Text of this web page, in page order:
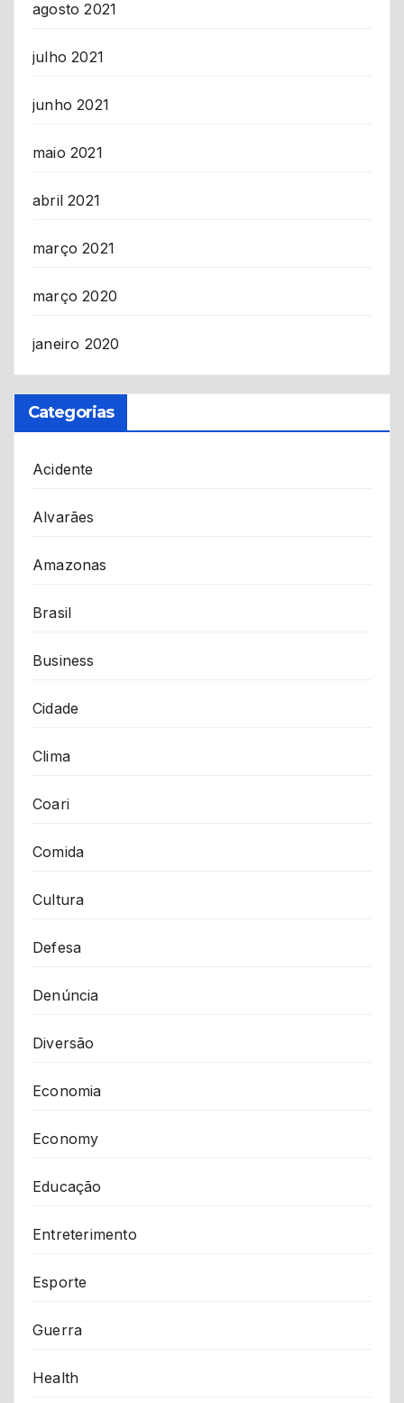
agosto 2021
julho 2021
junho 2021
maio 2021
abril 2021
março 2021
março 2020
janeiro 2020
Categorias
Acidente
Alvarães
Amazonas
Brasil
Business
Cidade
Clima
Coari
Comida
Cultura
Defesa
Denúncia
Diversão
Economia
Economy
Educação
Entreterimento
Esporte
Guerra
Health